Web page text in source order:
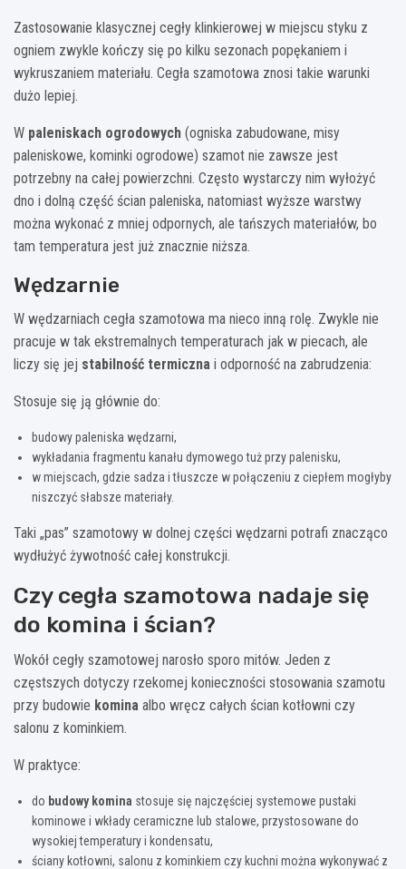
Zastosowanie klasycznej cegły klinkierowej w miejscu styku z
ogniem zwykle kończy się po kilku sezonach popękaniem i
wykruszaniem materiału. Cegła szamotowa znosi takie warunki
dużo lepiej.
W paleniskach ogrodowych (ogniska zabudowane, misy
paleniskowe, kominki ogrodowe) szamot nie zawsze jest
potrzebny na całej powierzchni. Często wystarczy nim wyłożyć
dno i dolną część ścian paleniska, natomiast wyższe warstwy
można wykonać z mniej odpornych, ale tańszych materiałów, bo
tam temperatura jest już znacznie niższa.
Wędzarnie
W wędzarniach cegła szamotowa ma nieco inną rolę. Zwykle nie
pracuje w tak ekstremalnych temperaturach jak w piecach, ale
liczy się jej stabilność termiczna i odporność na zabrudzenia:
Stosuje się ją głównie do:
budowy paleniska wędzarni,
wykładania fragmentu kanału dymowego tuż przy palenisku,
w miejscach, gdzie sadza i tłuszcze w połączeniu z ciepłem mogłyby
niszczyć słabsze materiały.
Taki „pas” szamotowy w dolnej części wędzarni potrafi znacząco
wydłużyć żywotność całej konstrukcji.
Czy cegła szamotowa nadaje się
do komina i ścian?
Wokół cegły szamotowej narosło sporo mitów. Jeden z
częstszych dotyczy rzekomej konieczności stosowania szamotu
przy budowie komina albo wręcz całych ścian kotłowni czy
salonu z kominkiem.
W praktyce:
do budowy komina stosuje się najczęściej systemowe pustaki
kominowe i wkłady ceramiczne lub stalowe, przystosowane do
wysokiej temperatury i kondensatu,
ściany kotłowni, salonu z kominkiem czy kuchni można wykonywać z